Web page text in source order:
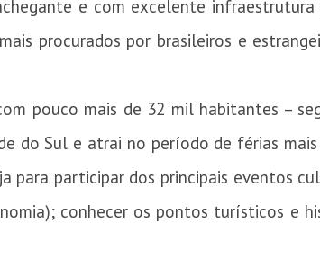
e com excelente infraestrutura
procurados por brasileiros e
pouco mais de 32 mil habitantes –
do Sul e atrai no período de férias
para participar dos principais eventos
conhecer os pontos turísticos e